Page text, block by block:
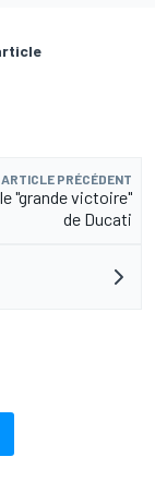
ARTICLE PRÉCÉDENT
"grande victoire"
de Ducati